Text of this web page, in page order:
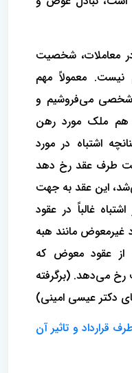
در معاملات، شخصیت
معمولاً مهم
می‌فروشیم و
هم ملک مورد رهن
اشتباه در مورد
طرف عقد رخ دهد
این عقد به جهت
غالباً در عقود
مانند هبه
عقود معوض که
می‌دهد. (برگرفته
دکتر عیسی امینی)
قرارداد و تاثیر آن